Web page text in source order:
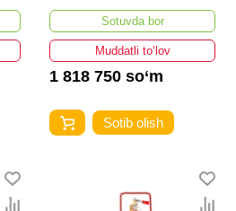
Sotuvda bor
Muddatli to‘lov
1 818 750 so‘m
Sotib olish